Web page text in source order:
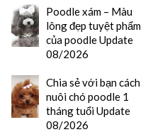
Poodle xám – Màu
lông đẹp tuyệt phẩm
của poodle Update
08/2026
Chia sẻ với bạn cách
nuôi chó poodle 1
tháng tuổi Update
08/2026